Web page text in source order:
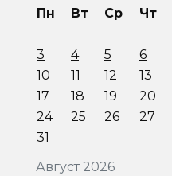
Август 2026
Пн Вт Ср Чт
3
4 5 6
10
11 12 13
17
18 19 20
24
25 26 27
31